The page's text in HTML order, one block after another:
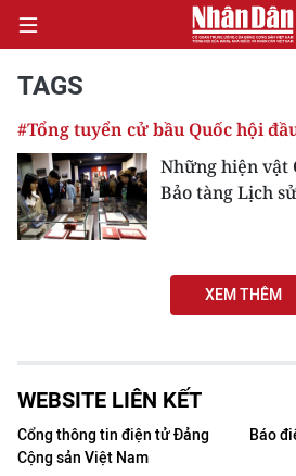
CHÍNH TRỊ
KINH TẾ
DU LỊCH
THẾ GIỚI
TAGS
#Tổng tuyển cử bầu Quốc hội
Những hiện vật
Bảo tàng Lịch
XEM THÊM
WEBSITE LIÊN KẾT
Cổng thông tin điện tử Đảng
Cộng sản Việt Nam
Báo